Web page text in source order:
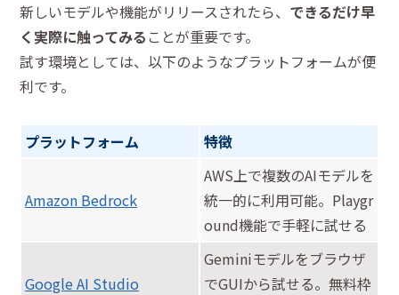
新しいモデルや機能がリリースされたら、 できるだけ早
く実際に触ってみる ことが重要です。
試す環境としては、以下のようなプラットフォームが便
利です。
プラットフォーム 特徴
Amazon Bedrock
AWS上で複数のAIモデルを
統一的に利用可能。Playgr
ound機能で手軽に試せる
Google AI Studio
Geminiモデルをブラウザ
でGUIから試せる。無料枠